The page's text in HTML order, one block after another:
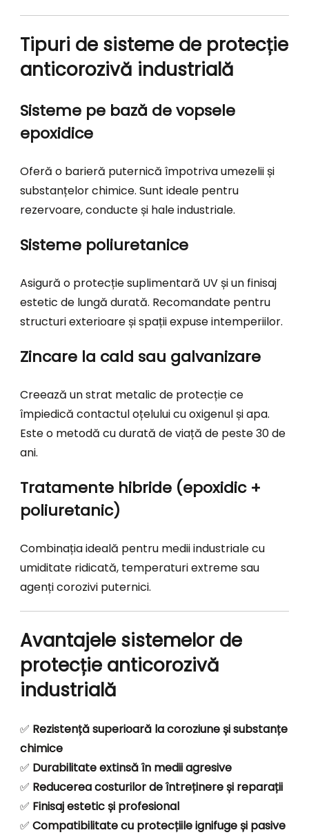
Tipuri de sisteme de protecție
anticorozivă industrială
Sisteme pe bază de vopsele
epoxidice
Oferă o barieră puternică împotriva umezelii și
substanțelor chimice. Sunt ideale pentru
rezervoare, conducte și hale industriale.
Sisteme poliuretanice
Asigură o protecție suplimentară UV și un finisaj
estetic de lungă durată. Recomandate pentru
structuri exterioare și spații expuse intemperiilor.
Zincare la cald sau galvanizare
Creează un strat metalic de protecție ce
împiedică contactul oțelului cu oxigenul și apa.
Este o metodă cu durată de viață de peste 30 de
ani.
Tratamente hibride (epoxidic +
poliuretanic)
Combinația ideală pentru medii industriale cu
umiditate ridicată, temperaturi extreme sau
agenți corozivi puternici.
Avantajele sistemelor de
protecție anticorozivă
industrială
✅ Rezistență superioară la coroziune și substanțe
chimice
✅ Durabilitate extinsă în medii agresive
✅ Reducerea costurilor de întreținere și reparații
✅ Finisaj estetic și profesional
✅ Compatibilitate cu protecțiile ignifuge și pasive